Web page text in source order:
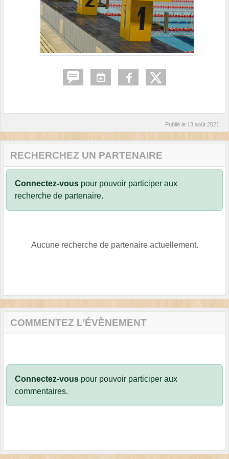
Publié le 13 août 2021
RECHERCHEZ UN PARTENAIRE
Connectez-vous pour pouvoir participer aux
recherche de partenaire.
Aucune recherche de partenaire actuellement.
COMMENTEZ L’ÉVÈNEMENT
Connectez-vous pour pouvoir participer aux
commentaires.